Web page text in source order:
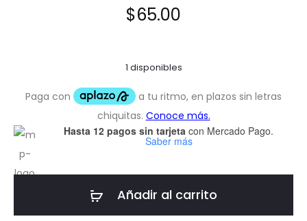
$65.00
1 disponibles
Hasta 12 pagos sin tarjeta con Mercado Pago.
Saber más
Añadir al carrito